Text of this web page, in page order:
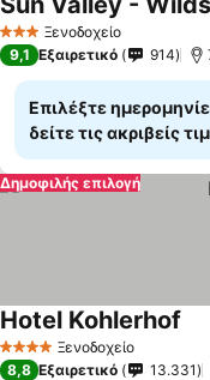
3 ΑστέριαΞενοδοχείο
9,1 Εξαιρετικό 914
Επιλέξτε
δείτε τις ακριβείς
Δημοφιλής επιλογή
4 ΑστέριαΞενοδοχείο
Hotel Kohlerhof
8,8 Εξαιρετικό 13.331